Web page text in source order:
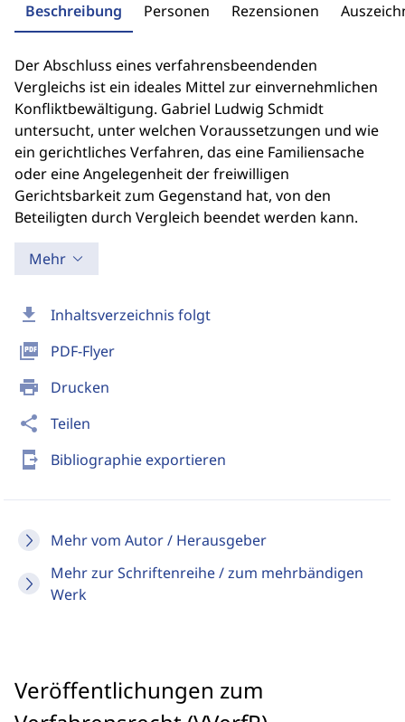
download Inhaltsverzeichnis folgt
picture_as_pdf PDF-Flyer
print Drucken
share Teilen
send_to_mobile Bibliographie exportieren
Mehr vom Autor / Herausgeber
Mehr zur Schriftenreihe / zum mehrbändigen
Werk
Beschreibung Personen Rezensionen
Der Abschluss eines verfahrensbeendenden
Vergleichs ist ein ideales Mittel zur einvernehmlichen
Konfliktbewältigung. Gabriel Ludwig Schmidt
untersucht, unter welchen Voraussetzungen und wie
ein gerichtliches Verfahren, das eine Familiensache
oder eine Angelegenheit der freiwilligen
Gerichtsbarkeit zum Gegenstand hat, von den
Beteiligten durch Vergleich beendet werden kann.
Mehr
Veröffentlichungen zum